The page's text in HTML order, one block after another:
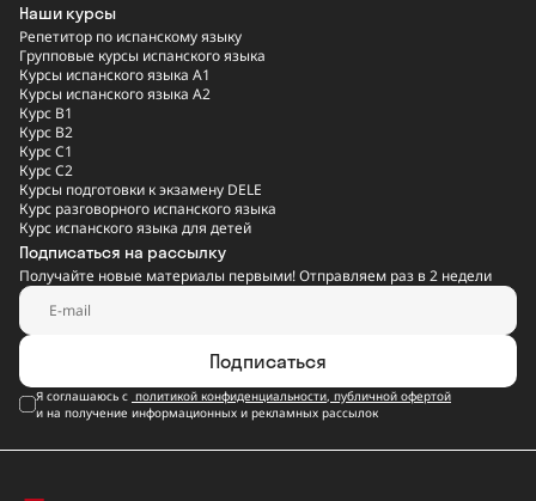
Наши курсы
Репетитор по испанскому языку
Групповые курсы испанского языка
Курсы испанского языка A1
Курсы испанского языка A2
Курс B1
Курс B2
Курс C1
Курс C2
Курсы подготовки к экзамену DELE
Курс разговорного испанского языка
Курс испанского языка для детей
Подписаться на рассылку
Получайте новые материалы первыми! Отправляем раз в 2 недели
Подписаться
Я соглашаюсь с политикой конфиденциальности, публичной офертой
и на получение информационных и рекламных рассылок